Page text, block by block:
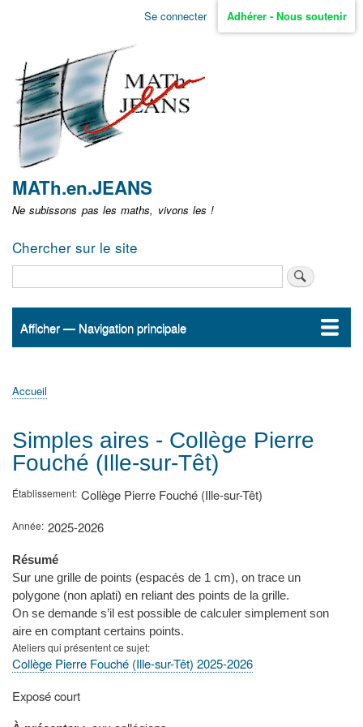
Aller
non
identifié
Se connecter Adhérer - Nous soutenir
MATh.en.JEANS
Ne subissons pas les maths, vivons les !
Chercher sur le site
Navigation
Afficher — Navigation principale
Accueil
ActualitésMATh.en.JEANS ?
Régions et Ateliers
Créer, gérer un atelier
Sujets/Publications
Congrès
d'Ariane
Accueil
Simples aires - Collège Pierre
Fouché (Ille-sur-Têt)
Établissement Collège Pierre Fouché (Ille-sur-Têt)
Année 2025-2026
Résumé
Sur une grille de points (espacés de 1 cm), on trace un
polygone (non aplati) en reliant des points de la grille.
On se demande s’il est possible de calculer simplement son
aire en comptant certains points.
Ateliers qui présentent ce sujet
Collège Pierre Fouché (Ille-sur-Têt) 2025-2026
Type
présentation
Exposé court